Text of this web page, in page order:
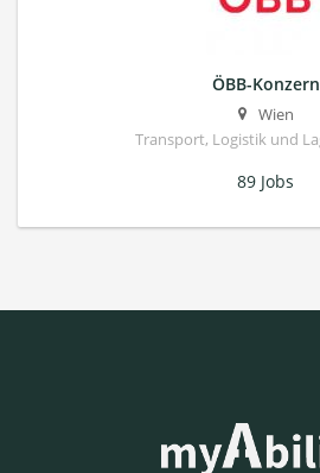
ÖBB-Konzern
Wien
Transport, Logistik und
89 Jobs